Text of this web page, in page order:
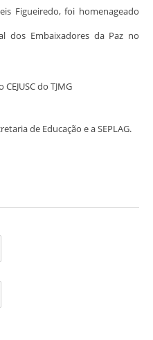
Figueiredo, foi homenageado
dos Embaixadores da Paz no
do TJMG
de Educação e a SEPLAG.